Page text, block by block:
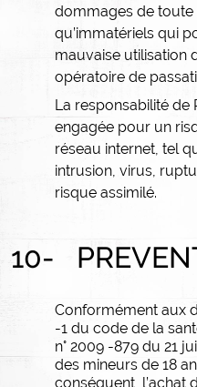
dommages de toute
qu’immatériels qui
mauvaise utilisation
opératoire de
La responsabilité de
engagée pour un
réseau internet, tel
intrusion, virus,
risque assimilé.
10-
Conformément aux
-1 du code de la
n° 2009 -879 du 21
des mineurs de 18
conséquent, l’achat